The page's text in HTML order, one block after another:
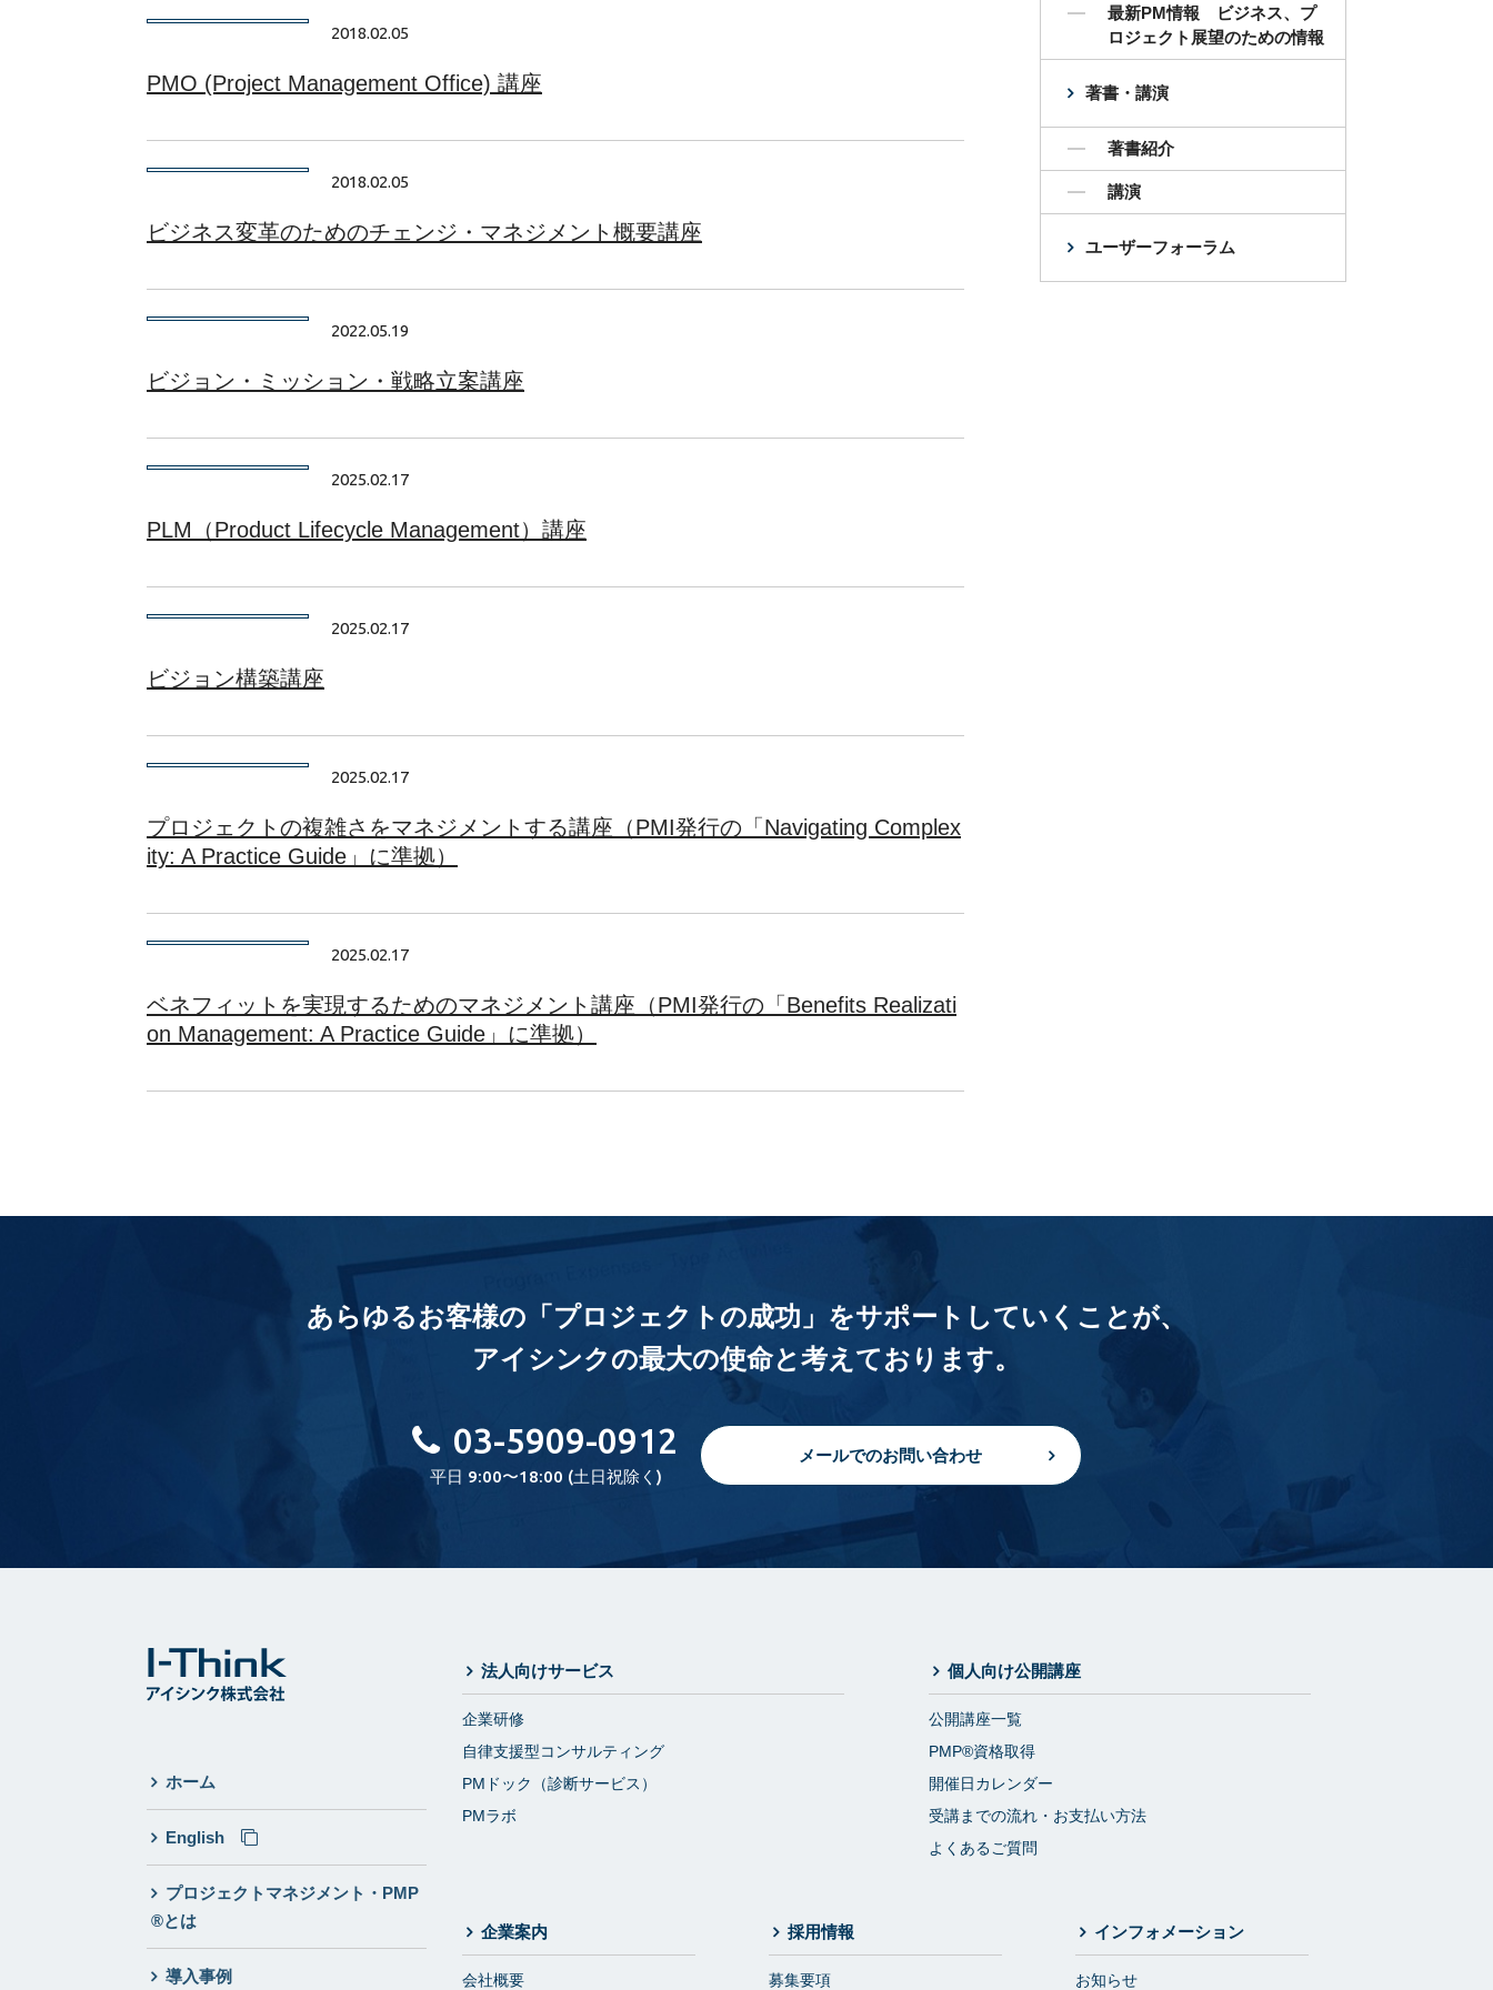
2018.02.05
PMO (Project Management Office) 講座
2018.02.05
ビジネス変革のためのチェンジ・マネジメント概要講座
2022.05.19
ビジョン・ミッション・戦略立案講座
2025.02.17
PLM（Product Lifecycle Management）講座
2025.02.17
ビジョン構築講座
2025.02.17
プロジェクトの複雑さをマネジメントする講座（PMI発行の「Navigating Complex
ity: A Practice Guide」に準拠）
2025.02.17
ベネフィットを実現するためのマネジメント講座（PMI発行の「Benefits Realizati
on Management: A Practice Guide」に準拠）
最新PM情報 ビジネス、プ
ロジェクト展望のための情報
著書・講演
著書紹介
講演
ユーザーフォーラム
あらゆるお客様の「プロジェクトの成功」をサポートしていくことが、
アイシンクの最大の使命と考えております。
03-5909-0912
平日 9:00〜18:00 (土日祝除く)
メールでのお問い合わせ
ホーム
English
プロジェクトマネジメント・PMP
®とは
導入事例
法人向けサービス
企業研修
自律支援型コンサルティング
PMドック（診断サービス）
PMラボ
個人向け公開講座
公開講座一覧
PMP®資格取得
開催日カレンダー
受講までの流れ・お支払い方法
よくあるご質問
企業案内
会社概要
採用情報
募集要項
インフォメーション
お知らせ